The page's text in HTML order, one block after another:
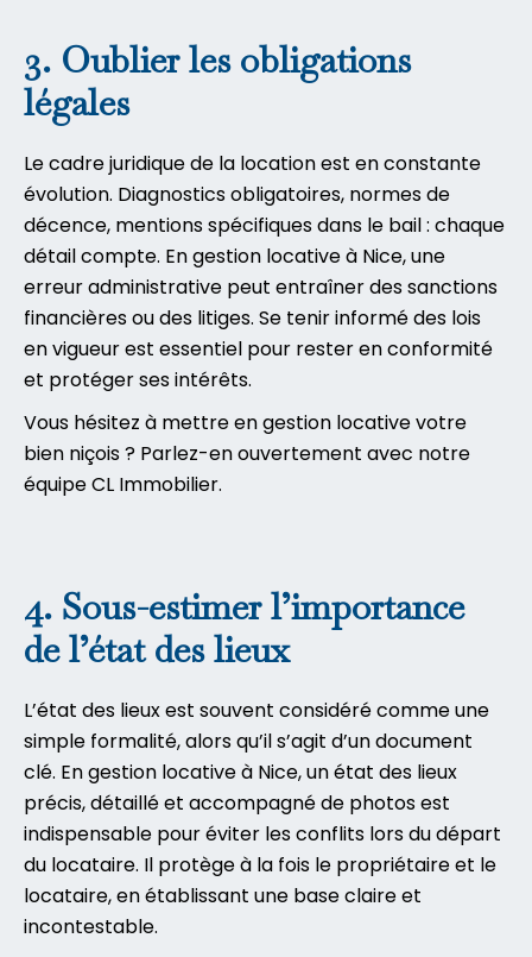
3. Oublier les obligations
légales
Le cadre juridique de la location est en constante
évolution. Diagnostics obligatoires, normes de
décence, mentions spécifiques dans le bail : chaque
détail compte. En gestion locative à Nice, une
erreur administrative peut entraîner des sanctions
financières ou des litiges. Se tenir informé des lois
en vigueur est essentiel pour rester en conformité
et protéger ses intérêts.
Vous hésitez à mettre en gestion locative votre
bien niçois ? Parlez-en ouvertement avec notre
équipe CL Immobilier.
4. Sous-estimer l’importance
de l’état des lieux
L’état des lieux est souvent considéré comme une
simple formalité, alors qu’il s’agit d’un document
clé. En gestion locative à Nice, un état des lieux
précis, détaillé et accompagné de photos est
indispensable pour éviter les conflits lors du départ
du locataire. Il protège à la fois le propriétaire et le
locataire, en établissant une base claire et
incontestable.